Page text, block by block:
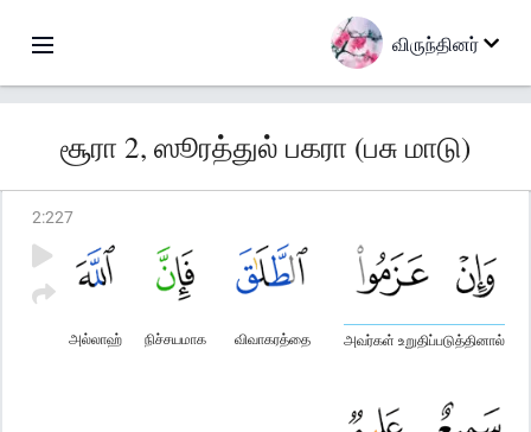
விருந்தினர்
சூரா 2, ஸூரத்துல் பகரா (பசு மாடு)
2:227
அவர்கள் உறுதிப்படுத்தினால்
விவாகரத்தை
நிச்சயமாக
அல்லாஹ்